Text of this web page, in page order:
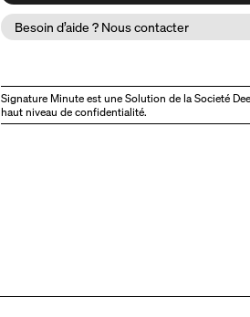
Besoin d’aide ? Nous contacter
Signature Minute est une Solution de la Societé
haut niveau de confidentialité.